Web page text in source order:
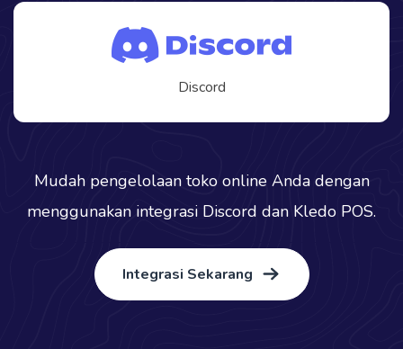
Discord
Mudah pengelolaan toko online Anda dengan
menggunakan integrasi Discord dan Kledo POS.
Integrasi Sekarang